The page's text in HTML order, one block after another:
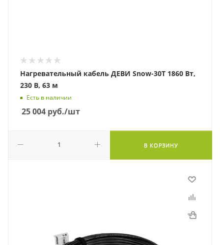
Нагревательный кабель ДЕВИ Snow-30T 1860 Вт,
230 В, 63 м
Есть в наличии
25 004 руб./шт
В КОРЗИНУ